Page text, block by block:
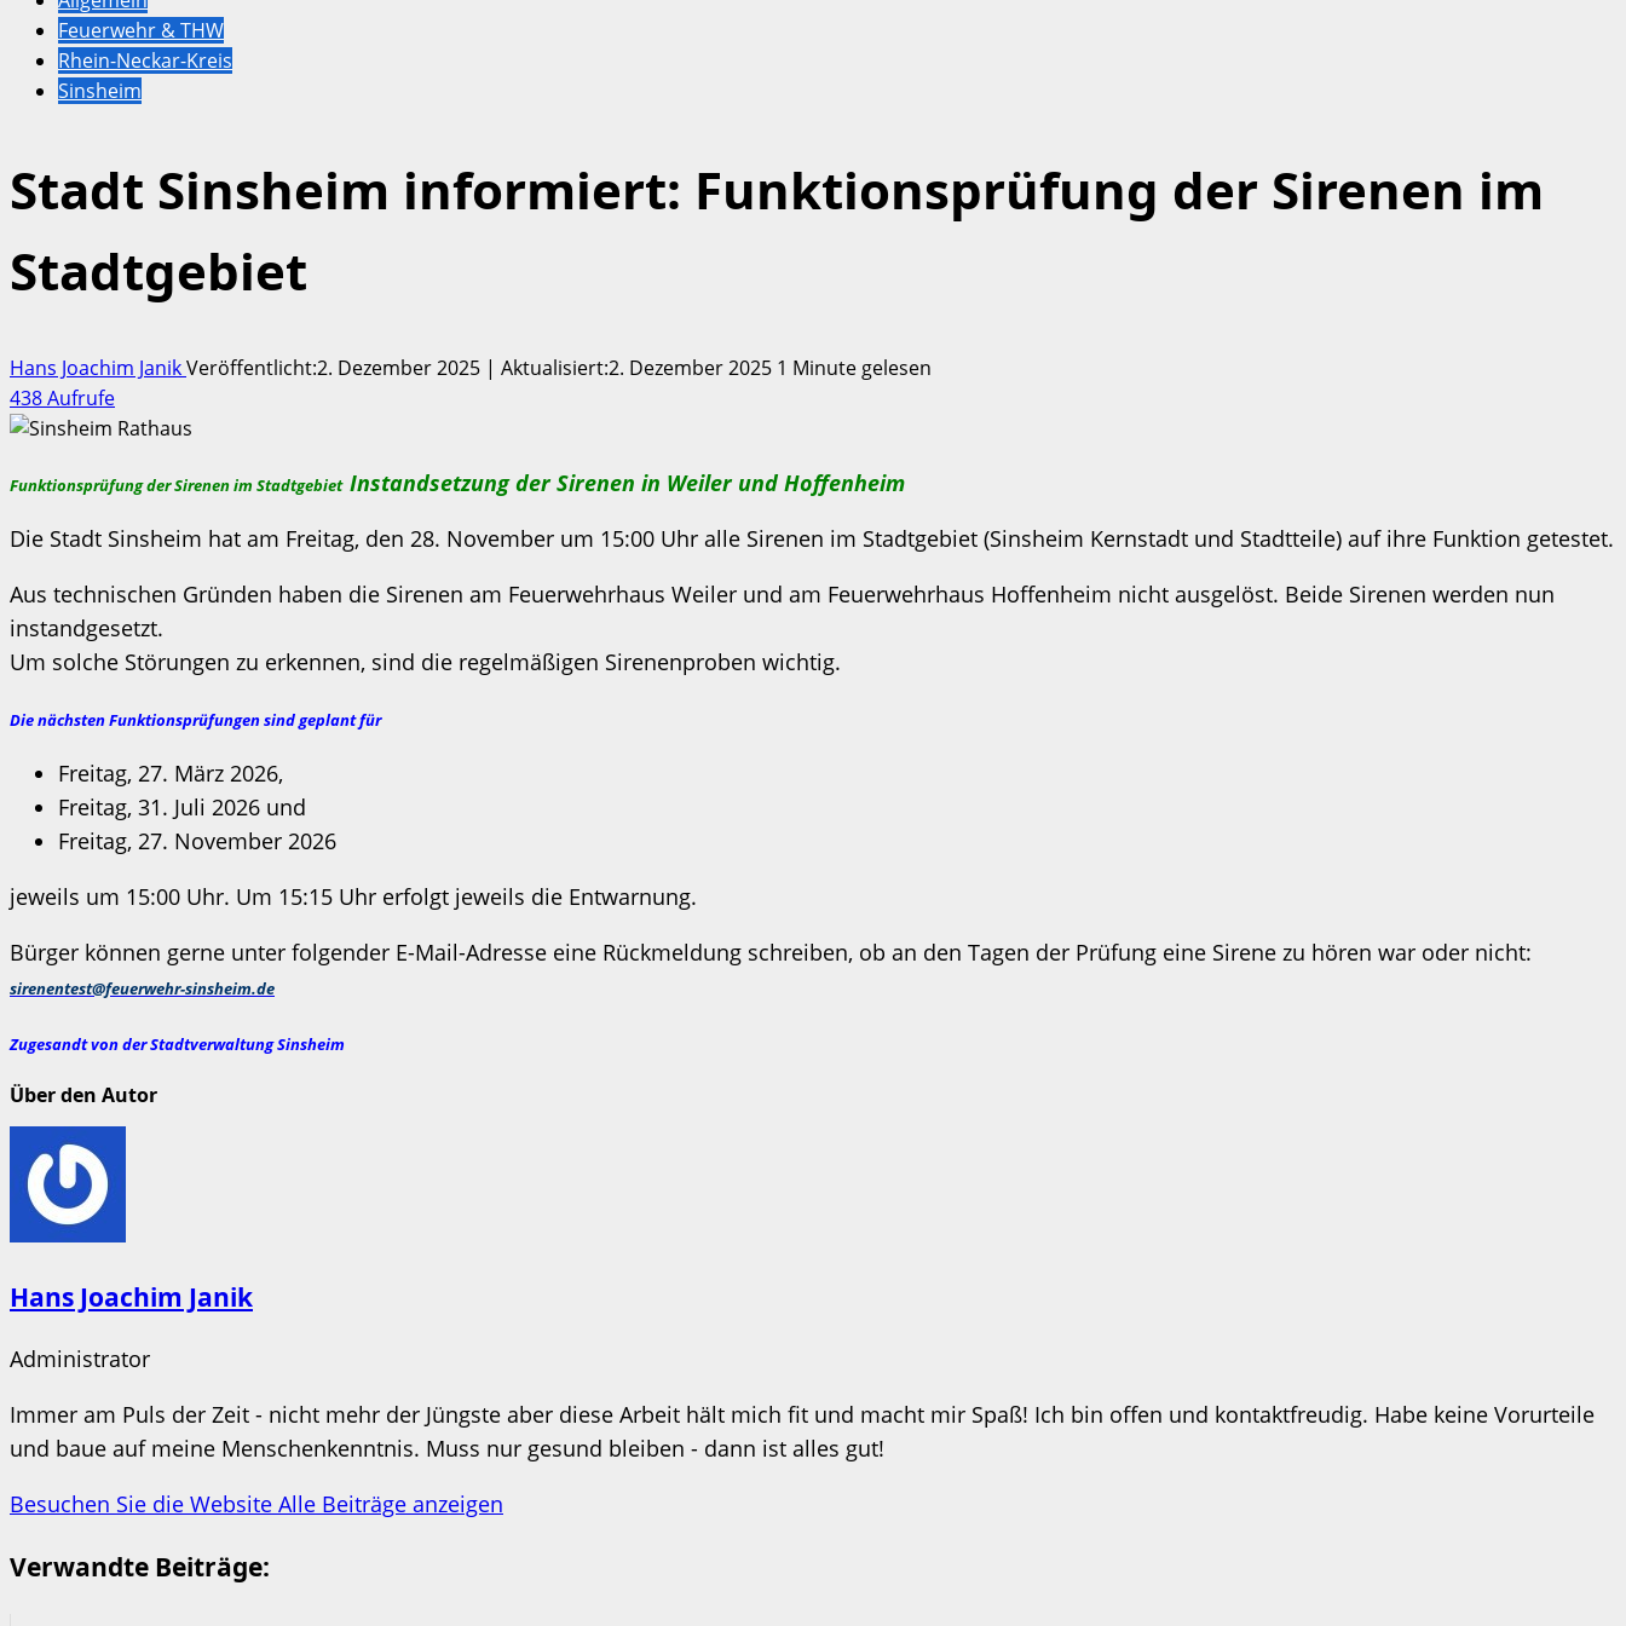
Feuerwehr & THW
Rhein-Neckar-Kreis
Sinsheim
Stadt Sinsheim informiert: Funktionsprüfung der Sirenen im
Stadtgebiet
Hans Joachim JanikVeröffentlicht:2. Dezember 2025 | Aktualisiert:2. Dezember 2025 1 Minute gelesen
438 Aufrufe
Funktionsprüfung der Sirenen im Stadtgebiet Instandsetzung der Sirenen in Weiler und Hoffenheim
Die Stadt Sinsheim hat am Freitag, den 28. November um 15:00 Uhr alle Sirenen im Stadtgebiet (Sinsheim Kernstadt und Stadtteile) auf ihre Funktion getestet.
Aus technischen Gründen haben die Sirenen am Feuerwehrhaus Weiler und am Feuerwehrhaus Hoffenheim nicht ausgelöst. Beide Sirenen werden nun
instandgesetzt.
Um solche Störungen zu erkennen, sind die regelmäßigen Sirenenproben wichtig.
Die nächsten Funktionsprüfungen sind geplant für
Freitag, 27. März 2026,
Freitag, 31. Juli 2026 und
Freitag, 27. November 2026
jeweils um 15:00 Uhr. Um 15:15 Uhr erfolgt jeweils die Entwarnung.
Bürger können gerne unter folgender E-Mail-Adresse eine Rückmeldung schreiben, ob an den Tagen der Prüfung eine Sirene zu hören war oder nicht:
sirenentest@feuerwehr-sinsheim.de
Zugesandt von der Stadtverwaltung Sinsheim
Über den Autor
Hans Joachim Janik
Administrator
Immer am Puls der Zeit - nicht mehr der Jüngste aber diese Arbeit hält mich fit und macht mir Spaß! Ich bin offen und kontaktfreudig. Habe keine Vorurteile
und baue auf meine Menschenkenntnis. Muss nur gesund bleiben - dann ist alles gut!
Besuchen Sie die Website Alle Beiträge anzeigen
Verwandte Beiträge: